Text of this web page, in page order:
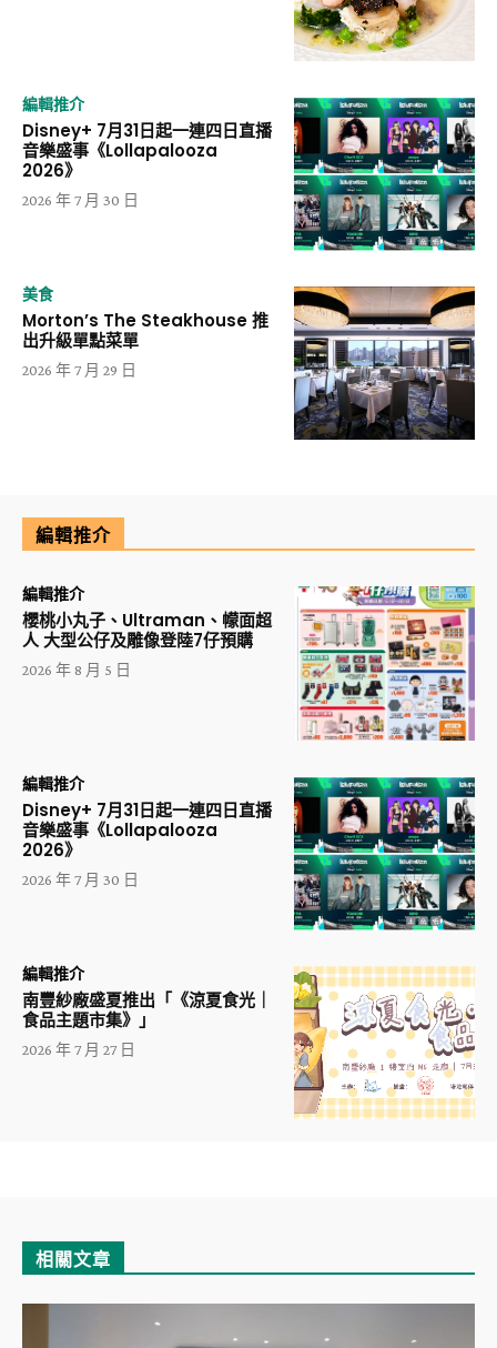
編輯推介
Disney+ 7月31日起一連四日直播
音樂盛事《Lollapalooza
2026》
2026 年 7 月 30 日
美食
Morton’s The Steakhouse 推
出升級單點菜單
2026 年 7 月 29 日
編輯推介
編輯推介
櫻桃小丸子、Ultraman、幪面超
人 大型公仔及雕像登陸7仔預購
2026 年 8 月 5 日
編輯推介
Disney+ 7月31日起一連四日直播
音樂盛事《Lollapalooza
2026》
2026 年 7 月 30 日
編輯推介
南豐紗廠盛夏推出「《涼夏食光｜
食品主題市集》」
2026 年 7 月 27 日
相關文章